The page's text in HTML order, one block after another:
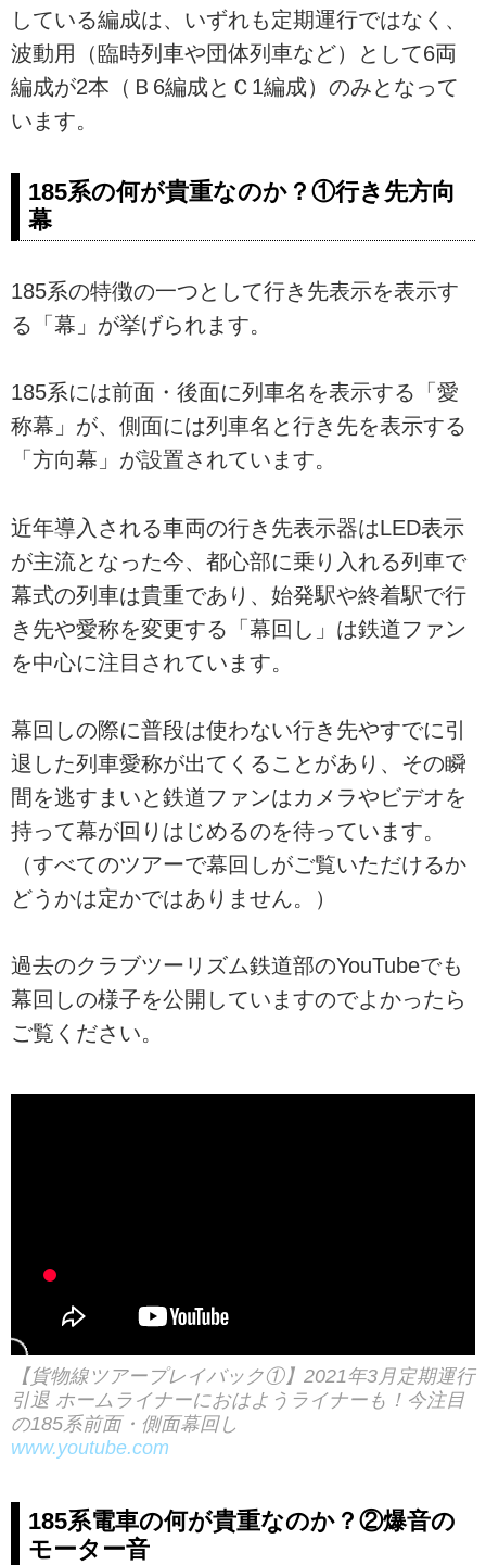
している編成は、いずれも定期運行ではなく、
波動用（臨時列車や団体列車など）として6両
編成が2本（Ｂ6編成とＣ1編成）のみとなって
います。
185系の何が貴重なのか？①行き先方向
幕
185系の特徴の一つとして行き先表示を表示す
る「幕」が挙げられます。
185系には前面・後面に列車名を表示する「愛
称幕」が、側面には列車名と行き先を表示する
「方向幕」が設置されています。
近年導入される車両の行き先表示器はLED表示
が主流となった今、都心部に乗り入れる列車で
幕式の列車は貴重であり、始発駅や終着駅で行
き先や愛称を変更する「幕回し」は鉄道ファン
を中心に注目されています。
幕回しの際に普段は使わない行き先やすでに引
退した列車愛称が出てくることがあり、その瞬
間を逃すまいと鉄道ファンはカメラやビデオを
持って幕が回りはじめるのを待っています。
（すべてのツアーで幕回しがご覧いただけるか
どうかは定かではありません。）
過去のクラブツーリズム鉄道部のYouTubeでも
幕回しの様子を公開していますのでよかったら
ご覧ください。
【貨物線ツアープレイバック①】2021年3月定期運行
引退 ホームライナーにおはようライナーも！今注目
の185系前面・側面幕回し
www.youtube.com
185系電車の何が貴重なのか？②爆音の
モーター音